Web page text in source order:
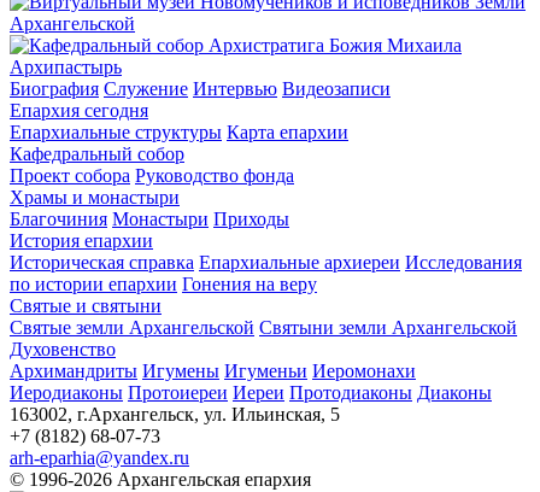
Архипастырь
Биография Служение Интервью Видеозаписи
Епархия сегодня
Епархиальные структуры Карта епархии
Кафедральный собор
Проект собора Руководство фонда
Храмы и монастыри
Благочиния Монастыри Приходы
История епархии
Историческая справка Епархиальные архиереи Исследования
по истории епархии Гонения на веру
Святые и святыни
Святые земли Архангельской Святыни земли Архангельской
Духовенство
Архимандриты Игумены Игуменьи Иеромонахи
Иеродиаконы Протоиереи Иереи Протодиаконы Диаконы
163002, г.Архангельск, ул. Ильинская, 5
+7 (8182) 68-07-73
arh-eparhia@yandex.ru
© 1996-2026 Архангельская епархия